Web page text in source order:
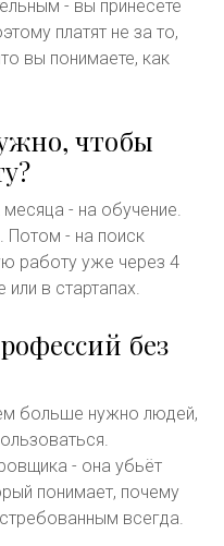
- вы принесете
платят не за то,
вы понимаете, как
чтобы
- на обучение.
Потом - на поиск
работу уже через 4
в стартапах.
без
больше нужно людей,
- она убьёт
понимает, почему
всегда.